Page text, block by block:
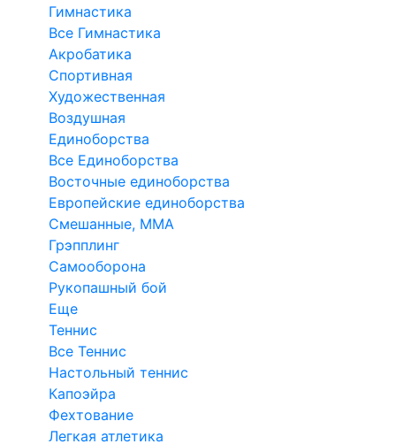
Гимнастика
Все Гимнастика
Акробатика
Спортивная
Художественная
Воздушная
Единоборства
Все Единоборства
Восточные единоборства
Европейские единоборства
Смешанные, ММА
Грэпплинг
Самооборона
Рукопашный бой
Еще
Теннис
Все Теннис
Настольный теннис
Капоэйра
Фехтование
Легкая атлетика